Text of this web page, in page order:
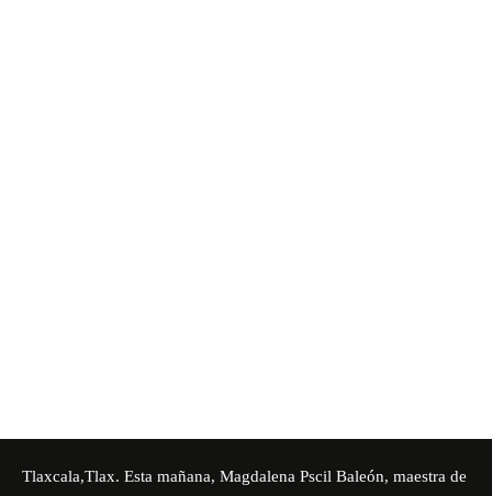
Tlaxcala,Tlax. Esta mañana, Magdalena Pscil Baleón, maestra de